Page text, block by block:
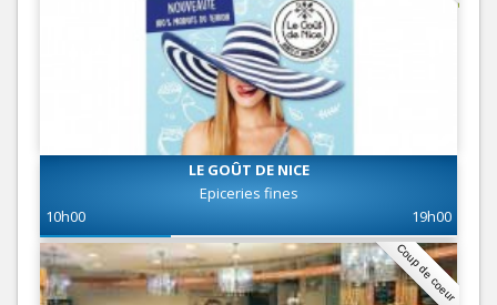
LE GOÛT DE NICE
Epiceries fines
10h00
19h00
Coup de coeur